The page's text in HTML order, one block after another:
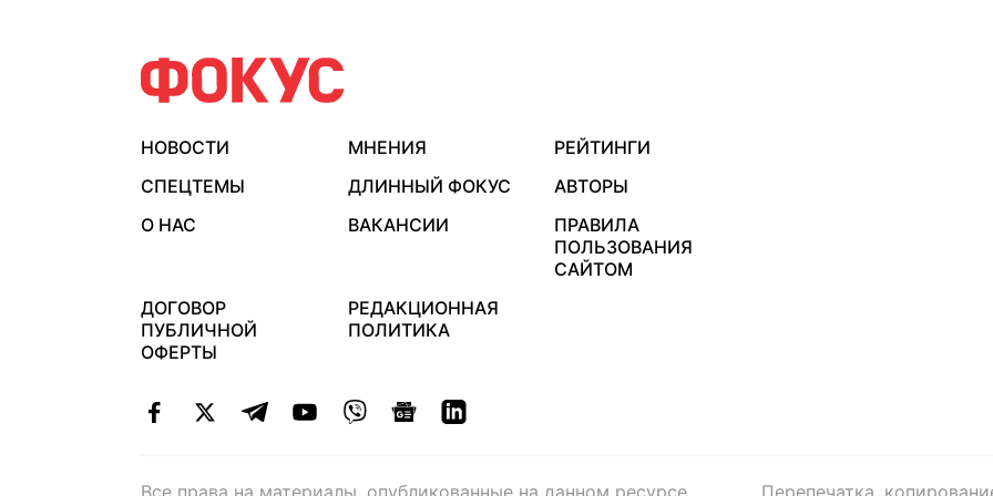
НОВОСТИ МНЕНИЯ
РЕЙТИНГИ
СПЕЦТЕМЫ
ДЛИННЫЙ ФОКУС
АВТОРЫ
О НАС
ВАКАНСИИ
ПРАВИЛА
ПОЛЬЗОВАНИЯ
САЙТОМ
ДОГОВОР
ПУБЛИЧНОЙ
ОФЕРТЫ
РЕДАКЦИОННАЯ
ПОЛИТИКА
Все права на материалы, опубликованные на данном ресурсе, Перепечатка,